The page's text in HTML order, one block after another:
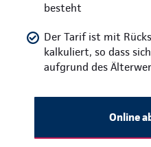
besteht
Der Tarif ist mit
kalkuliert, so dass
aufgrund des
Online